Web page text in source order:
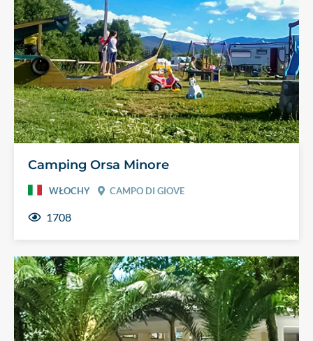
Camping Orsa Minore
WŁOCHY CAMPO DI GIOVE
1708